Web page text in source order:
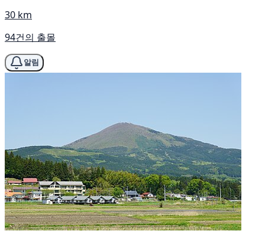
30 km
94건의 출몰
알림